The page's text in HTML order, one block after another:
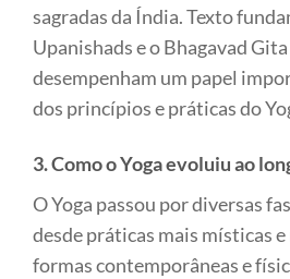
sagradas da Índia. Texto
Upanishads e o Bhagavad
desempenham um papel
dos princípios e práticas do
3. Como o Yoga evoluiu ao
O Yoga passou por diversas
desde práticas mais místicas
formas contemporâneas e